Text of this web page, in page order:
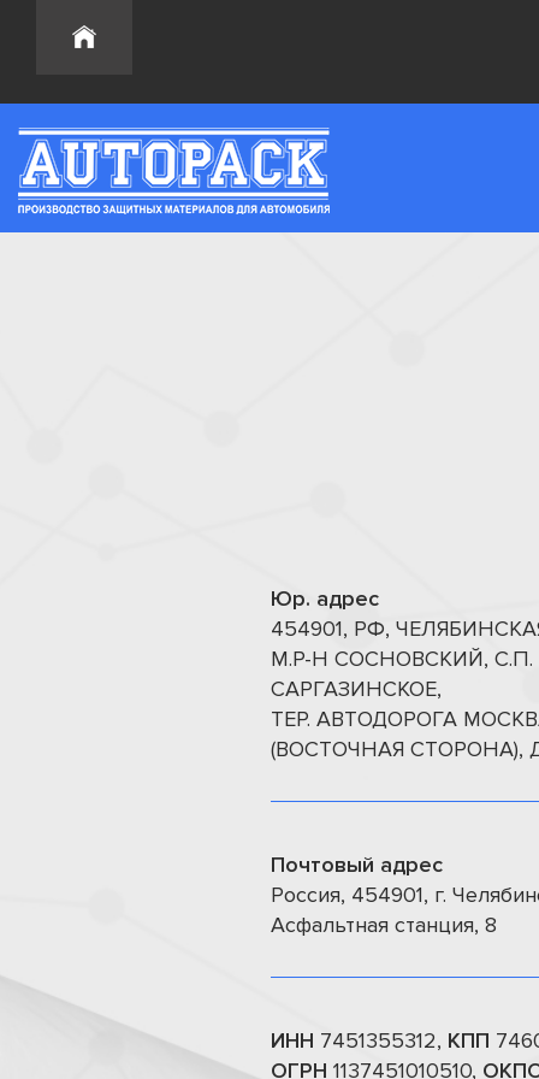
Юр. адрес
454901, РФ,
М.Р-Н СОСНОВСКИЙ, С.П.
САРГАЗИНСКОЕ,
ТЕР. АВТОДОРОГА
(ВОСТОЧНАЯ СТОРОНА),
Почтовый адрес
Россия, 454901, г.
Асфальтная станция, 8
ИНН 7451355312, КПП
ОГРН 1137451010510,